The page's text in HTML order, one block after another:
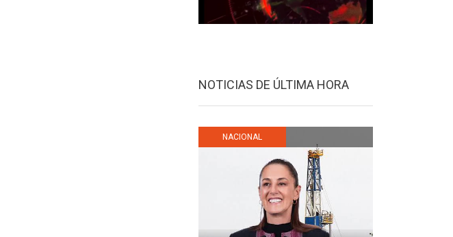
NOTICIAS DE ÚLTIMA HORA
NACIONAL